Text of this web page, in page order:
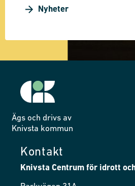
Nyheter
Ägs och drivs av
Knivsta kommun
Kontakt
Knivsta Centrum för idrott